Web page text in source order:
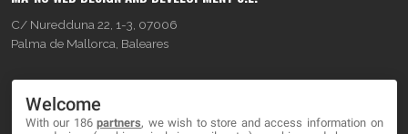
C/ Nuredduna 22, 1-3, 07006
Palma de Mallorca, Baleares
Welcome
With our 186partners, we wish to store and access information on